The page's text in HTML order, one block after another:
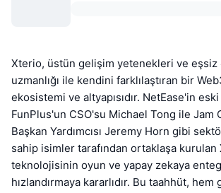
Xterio, üstün gelişim yetenekleri ve eşsiz
uzmanlığı ile kendini farklılaştıran bir
ekosistemi ve altyapısıdır. NetEase'in
FunPlus'un CSO'su Michael Tong ile Jam
Başkan Yardımcısı Jeremy Horn gibi
sahip isimler tarafından ortaklaşa kurulan
teknolojisinin oyun ve yapay zekaya
hızlandırmaya kararlıdır. Bu taahhüt,